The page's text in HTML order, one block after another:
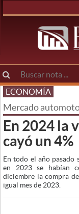
ECONOMÍA
Mercado
En 2024 la
cayó un 4%
En todo el año pasado
en 2023 se habían
diciembre la compra
igual mes de 2023.